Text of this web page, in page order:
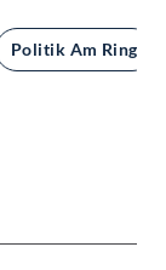
Politik Am Ring